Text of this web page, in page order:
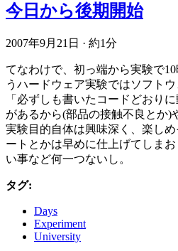
今日から後期開始
2007年9月21日 · 約1分
てなわけで、初っ端から実験で
うハードウェア実験ではソフト
「必ずしも書いたコードどおり
があるから(部品の接触不良とか)
実験目的自体は興味深く、楽し
ートとかは早めに仕上げてしま
い事など何一つないし。
タグ:
Days
Experiment
University